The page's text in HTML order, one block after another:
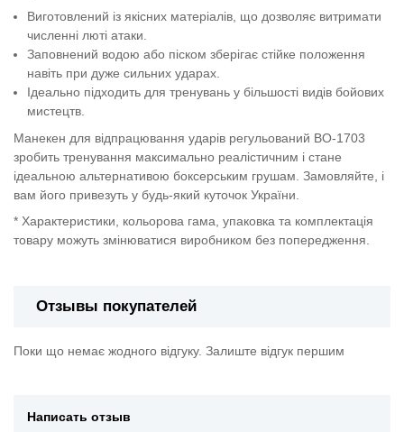
Виготовлений із якісних матеріалів, що дозволяє витримати
численні люті атаки.
Заповнений водою або піском зберігає стійке положення
навіть при дуже сильних ударах.
Ідеально підходить для тренувань у більшості видів бойових
мистецтв.
Манекен для відпрацювання ударів регульований BO-1703
зробить тренування максимально реалістичним і стане
ідеальною альтернативою боксерським грушам. Замовляйте, і
вам його привезуть у будь-який куточок України.
* Характеристики, кольорова гама, упаковка та комплектація
товару можуть змінюватися виробником без попередження.
Отзывы покупателей
Поки що немає жодного відгуку. Залиште відгук першим
Написать отзыв